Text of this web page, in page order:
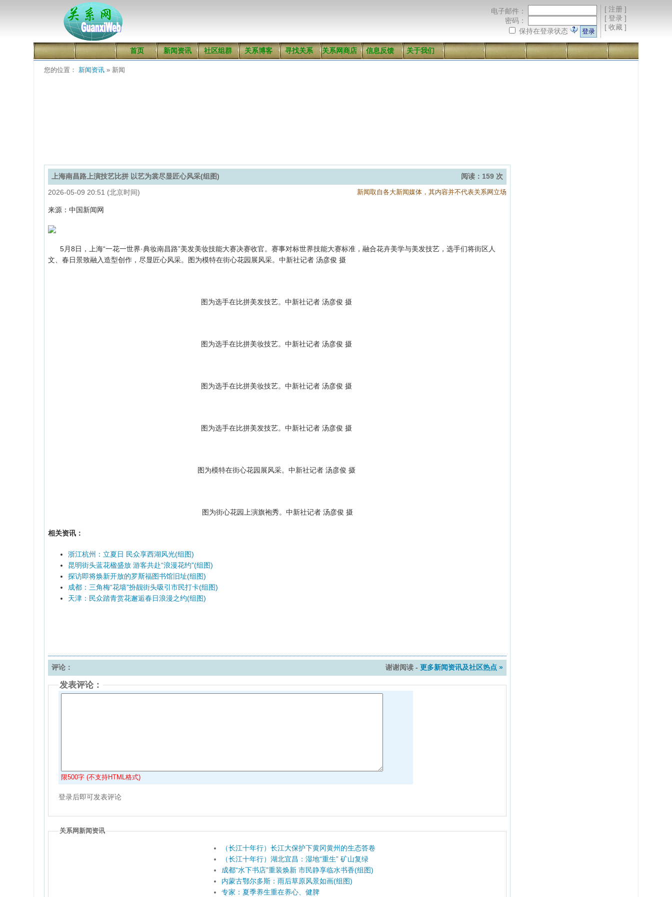
[ 注册]
[ 登录]
[ 收藏]
电子邮件：
密码：
保持在登录状态
首页 新闻资讯 社区组群 关系博客 寻找关系 关系网商店 信息反馈 关于我们
您的位置： 新闻资讯 » 新闻
上海南昌路上演技艺比拼 以艺为裳尽显匠心风采(组图)
阅读：159 次
2026-05-09 20:51 (北京时间)
新闻取自各大新闻媒体，其内容并不代表关系网立场
来源：中国新闻网
5月8日，上海“一花一世界·典妆南昌路”美发美妆技能大赛决赛收官。赛事对标世界技能大赛标准，融合花卉美学与美发技艺，选手们将街区人
文、春日景致融入造型创作，尽显匠心风采。图为模特在街心花园展风采。中新社记者 汤彦俊 摄
图为选手在比拼美发技艺。中新社记者 汤彦俊 摄
图为选手在比拼美妆技艺。中新社记者 汤彦俊 摄
图为选手在比拼美妆技艺。中新社记者 汤彦俊 摄
图为选手在比拼美发技艺。中新社记者 汤彦俊 摄
图为模特在街心花园展风采。中新社记者 汤彦俊 摄
图为街心花园上演旗袍秀。中新社记者 汤彦俊 摄
相关资讯：
浙江杭州：立夏日 民众享西湖风光(组图)
昆明街头蓝花楹盛放 游客共赴“浪漫花约”(组图)
探访即将焕新开放的罗斯福图书馆旧址(组图)
成都：三角梅“花墙”扮靓街头吸引市民打卡(组图)
天津：民众踏青赏花邂逅春日浪漫之约(组图)
评论： 谢谢阅读 -更多新闻资讯及社区热点 »
发表评论：
限500字 (不支持HTML格式)
登录后即可发表评论
关系网新闻资讯
（长江十年行）长江大保护下黄冈黄州的生态答卷
（长江十年行）湖北宜昌：湿地“重生” 矿山复绿
成都“水下书店”重装焕新 市民静享临水书香(组图)
内蒙古鄂尔多斯：雨后草原风景如画(组图)
专家：夏季养生重在养心、健脾